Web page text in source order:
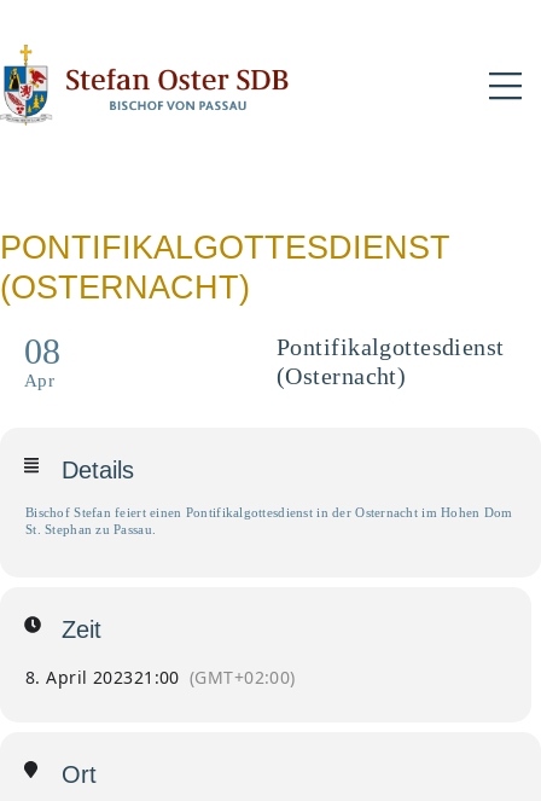
PONTIFIKALGOTTESDIENST
(OSTERNACHT)
08
Apr
Pontifikalgottesdienst
(Osternacht)
Details
Bischof Stefan feiert einen Pontifikalgottesdienst in der Osternacht im Hohen Dom
St. Stephan zu Passau.
Zeit
8. April 202321:00 (GMT+02:00)
Ort